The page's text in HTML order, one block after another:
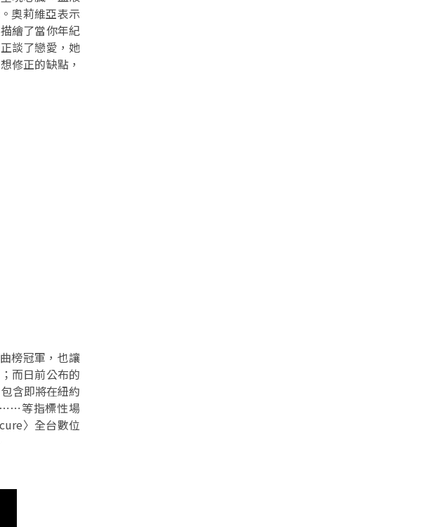
奧莉維亞表示
繪了當你年紀
談了戀愛，她
修正的缺點，
榜冠軍，也讓
而日前公布的
含即將在紐約
⋯⋯等指標性場
〉全台數位